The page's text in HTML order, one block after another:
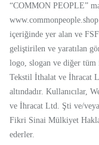
“COMMON PEOPLE”
www.commonpeople.shop
içeriğinde yer alan ve
geliştirilen ve yaratılan
logo, slogan ve diğer
Tekstil İthalat ve İhracat
altındadır. Kullanıcılar,
ve İhracat Ltd. Şti ve/
Fikri Sinai Mülkiyet
ederler.